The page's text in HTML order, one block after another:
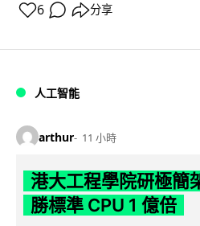
6 分享
人工智能
arthur 11 小時
港大工程學院研極簡
勝標準 CPU 1 億倍